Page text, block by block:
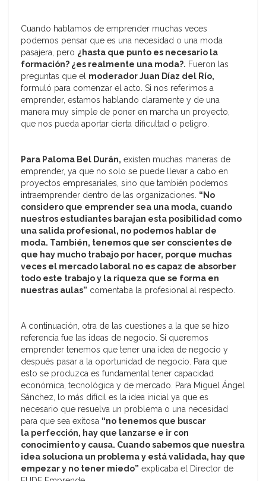
Cuando hablamos de emprender muchas veces
podemos pensar que es una necesidad o una moda
pasajera, pero ¿hasta que punto es necesario la
formación? ¿es realmente una moda?. Fueron las
preguntas que el moderador Juan Díaz del Río,
formuló para comenzar el acto. Si nos referimos a
emprender, estamos hablando claramente y de una
manera muy simple de poner en marcha un proyecto,
que nos pueda aportar cierta dificultad o peligro.
Para Paloma Bel Durán, existen muchas maneras de
emprender, ya que no solo se puede llevar a cabo en
proyectos empresariales, sino que también podemos
intraemprender dentro de las organizaciones. “No
considero que emprender sea una moda, cuando
nuestros estudiantes barajan esta posibilidad como
una salida profesional, no podemos hablar de
moda. También, tenemos que ser conscientes de
que hay mucho trabajo por hacer, porque muchas
veces el mercado laboral no es capaz de absorber
todo este trabajo y la riqueza que se forma en
nuestras aulas” comentaba la profesional al respecto.
A continuación, otra de las cuestiones a la que se hizo
referencia fue las ideas de negocio. Si queremos
emprender tenemos que tener una idea de negocio y
después pasar a la oportunidad de negocio. Para que
esto se produzca es fundamental tener capacidad
económica, tecnológica y de mercado. Para Miguel Ángel
Sánchez, lo más difícil es la idea inicial ya que es
necesario que resuelva un problema o una necesidad
para que sea exitosa “no tenemos que buscar
la perfección, hay que lanzarse e ir con
conocimiento y causa. Cuando sabemos que nuestra
idea soluciona un problema y está validada, hay que
empezar y no tener miedo” explicaba el Director de